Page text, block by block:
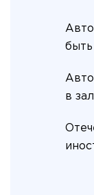
быть
в